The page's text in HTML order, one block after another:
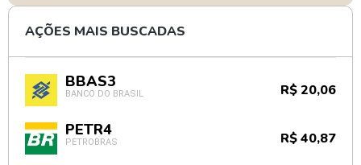
AÇÕES MAIS BUSCADAS
BBAS3
BANCO DO BRASIL R$ 20,06
PETR4
PETROBRAS R$ 40,87